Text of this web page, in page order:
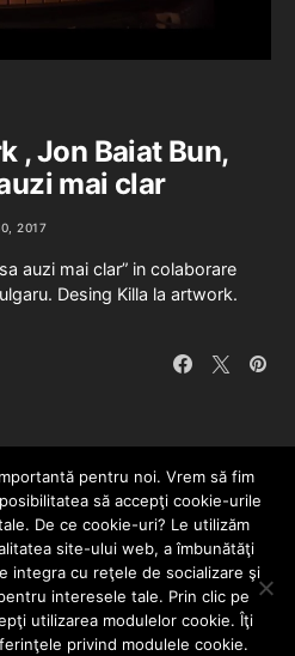
, Jon Baiat Bun,
mai clar
2017
auzi mai clar” in colaborare
Desing Killa la artwork.
POLITICĂ DE CONFIDENȚIALITATE
HIPHOPLIVE
pentru noi. Vrem să fim
să accepţi cookie-urile
De ce cookie-uri? Le utilizăm
site-ului web, a îmbunătăţi
integra cu reţele de socializare şi
interesele tale. Prin clic pe
utilizarea modulelor cookie. Îţi
privind modulele cookie.